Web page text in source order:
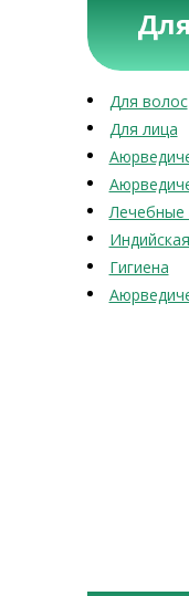
Для волос
Для лица
Лечебные
Гигиена